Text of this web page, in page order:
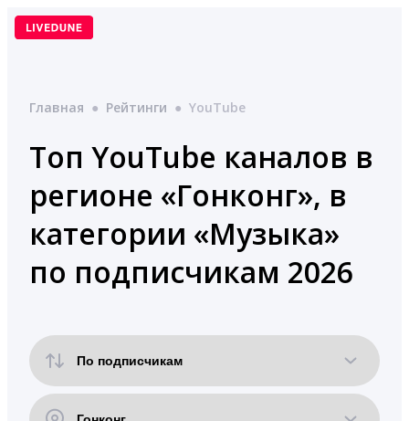
Перейти
Главная ● Рейтинги ● YouTube
Топ YouTube каналов в
регионе «Гонконг», в
категории «Музыка»
по подписчикам 2026